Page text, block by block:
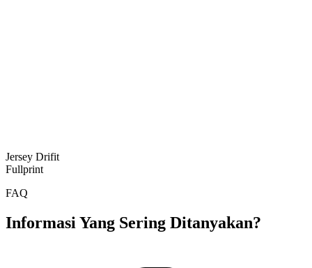
Jersey Drifit
Fullprint
FAQ
Informasi Yang Sering Ditanyakan?